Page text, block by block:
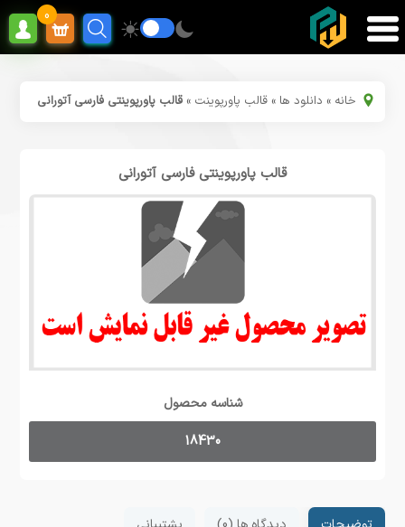
0
خانه » دانلود ها »قالب پاورپوینت »قالب پاورپوینتی فارسی آتورانی
قالب پاورپوینتی فارسی آتورانی
شناسه محصول
18430